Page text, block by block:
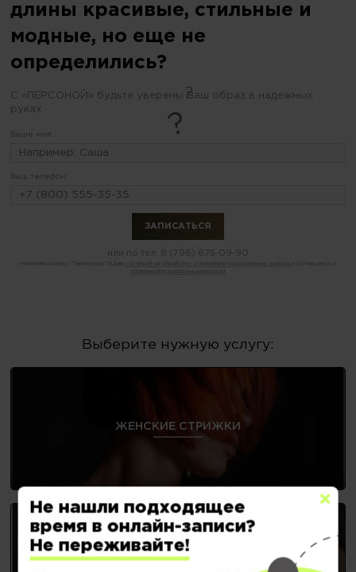
длины красивые, стильные и
модные, но еще не
определились?
С «ПЕРСОНОЙ» будьте уверены Ваш образ в надежных
руках
Ваше имя:
Ваш телефон:
или по тел. 8 (796) 675-09-90
Нажимая кнопку "Записаться" я даю согласие на обработку и хранение персональных данных
политикой конфиденциальности
Выберите нужную услугу:
ЖЕНСКИЕ СТРИЖКИ
НОГТЕВОЙ СЕРВИС
Не нашли подходящее
время в онлайн-записи?
Не переживайте!